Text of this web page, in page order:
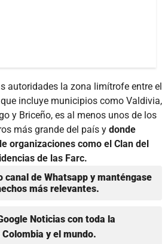
autoridades la zona limítrofe entre el
incluye municipios como Valdivia,
y Briceño, es al menos unos de los
más grande del país y donde
organizaciones como el Clan del
de las Farc.
canal de Whatsapp y manténgase
más relevantes.
Noticias con toda la
y el mundo.